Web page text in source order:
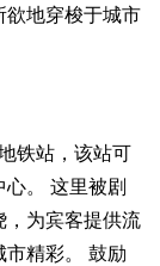
欲地穿梭于城市
铁站，该站可
。 这里被剧
，为宾客提供流
精彩。 鼓励